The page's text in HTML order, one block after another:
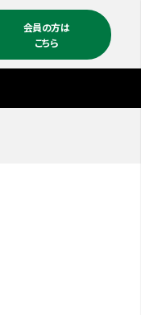
会員の方は
こちら